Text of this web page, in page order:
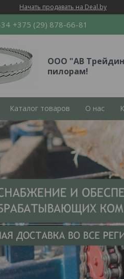
Начать продавать на Deal.by
+375 (29) 878-66-81
ООО "АВ
пилорам!
Каталог товаров О нас